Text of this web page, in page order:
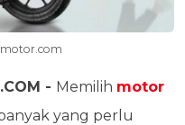
- Memilih motor
yang perlu